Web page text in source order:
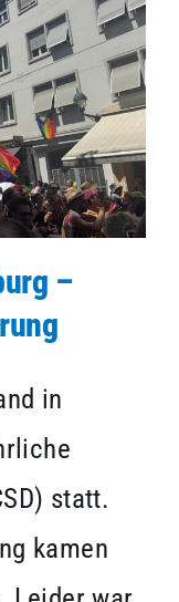
–
in
statt.
kamen